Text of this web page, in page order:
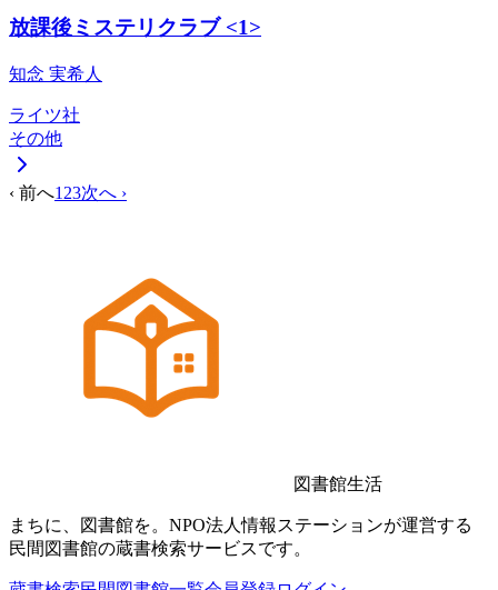
放課後ミステリクラブ <1>
知念 実希人
ライツ社
その他
‹ 前へ1 23次へ ›
図書館生活
まちに、図書館を。NPO法人情報ステーションが運営する
民間図書館の蔵書検索サービスです。